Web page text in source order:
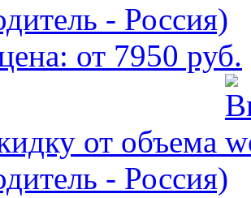
- Россия)
от 7950 руб.
от объема
- Россия)